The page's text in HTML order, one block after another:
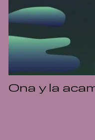
Ona y la